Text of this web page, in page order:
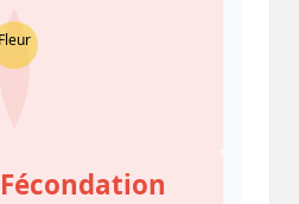
Fleur